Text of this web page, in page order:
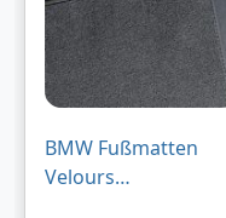
BMW Fußmatten
Velours